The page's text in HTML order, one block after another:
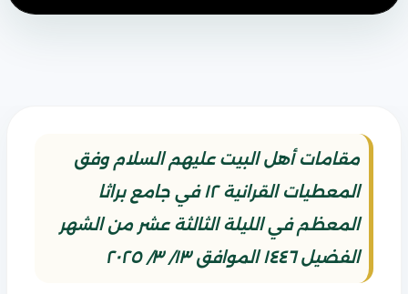
مقامات أهل البيت عليهم السلام وفق
المعطيات القرانية ١٢ في جامع براثا
المعظم في الليلة الثالثة عشر من الشهر
الفضيل ١٤٤٦ الموافق ١٣/ ٣/ ٢٠٢٥